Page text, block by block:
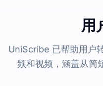
用
UniScribe 已帮助用户
频和视频，涵盖从简